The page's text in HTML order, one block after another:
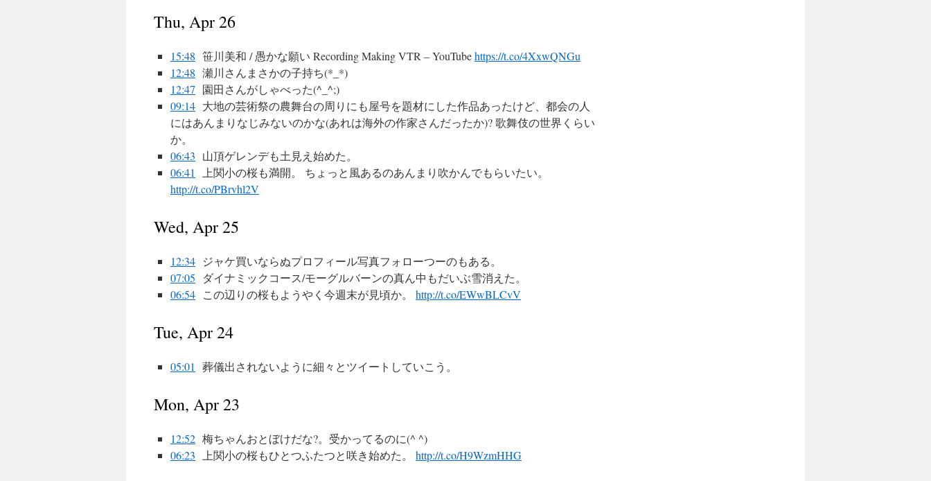
Thu, Apr 26
15:48 笹川美和 / 愚かな願い Recording Making VTR – YouTubehttps://t.co/4XxwQNGu
12:48 瀬川さんまさかの子持ち(*_*)
12:47 園田さんがしゃべった(^_^;)
09:14 大地の芸術祭の農舞台の周りにも屋号を題材にした作品あったけど、都会の人
にはあんまりなじみないのかな(あれは海外の作家さんだったか)? 歌舞伎の世界くらい
か。
06:43 山頂ゲレンデも土見え始めた。
06:41
上関小の桜も満開。 ちょっと風あるのあんまり吹かんでもらいたい。
http://t.co/PBrvhl2V
Wed, Apr 25
12:34 ジャケ買いならぬプロフィール写真フォローつーのもある。
07:05
ダイナミックコース/モーグルバーンの真ん中もだいぶ雪消えた。
06:54 この辺りの桜もようやく今週末が見頃か。 http://t.co/EWwBLCvV
Tue, Apr 24
05:01 葬儀出されないように細々とツイートしていこう。
Mon, Apr 23
12:52 梅ちゃんおとぼけだな?。受かってるのに(^ ^)
06:23
上関小の桜もひとつふたつと咲き始めた。 http://t.co/H9WzmHHG